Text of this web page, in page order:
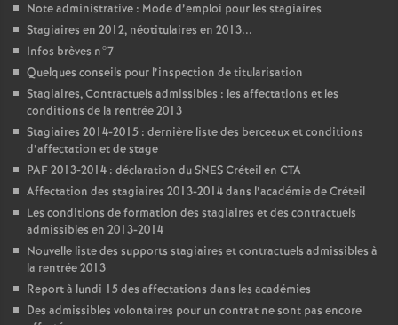
Note administrative : Mode d’emploi pour les stagiaires
Stagiaires en 2012, néotitulaires en 2013...
Infos brèves n°7
Quelques conseils pour l’inspection de titularisation
Stagiaires, Contractuels admissibles : les affectations et les
conditions de la rentrée 2013
Stagiaires 2014-2015 : dernière liste des berceaux et conditions
d’affectation et de stage
PAF2013-2014 : déclaration duSNESCréteil en CTA
Affectation des stagiaires 2013-2014 dans l’académie de Créteil
Les conditions de formation des stagiaires et des contractuels
admissibles en 2013-2014
Nouvelle liste des supports stagiaires et contractuels admissibles à
la rentrée 2013
Report à lundi 15 des affectations dans les académies
Des admissibles volontaires pour un contrat ne sont pas encore